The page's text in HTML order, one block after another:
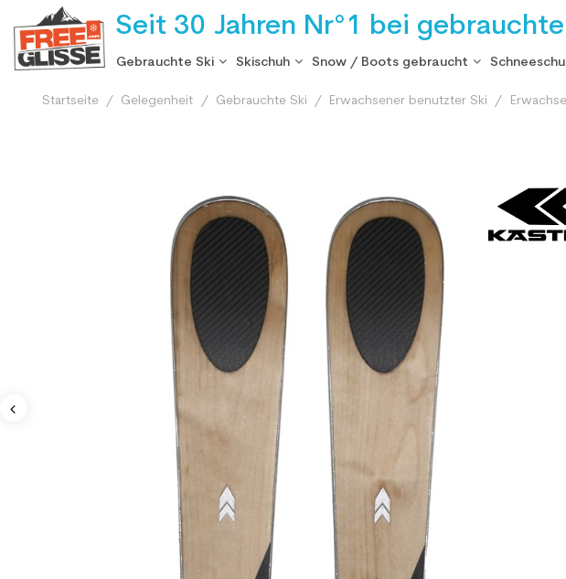
Seit 30 Jahren Nr°1 bei
Gebrauchte Ski Skischuh Snow / Boots gebraucht
Startseite Gelegenheit Gebrauchte Ski Erwachsener benutzter Ski